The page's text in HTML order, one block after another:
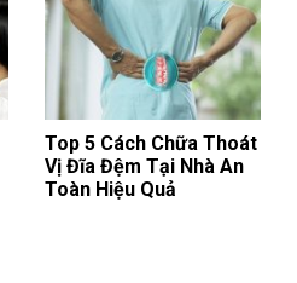
Top 5 Cách Chữa Thoát
Vị Đĩa Đệm Tại Nhà An
Toàn Hiệu Quả